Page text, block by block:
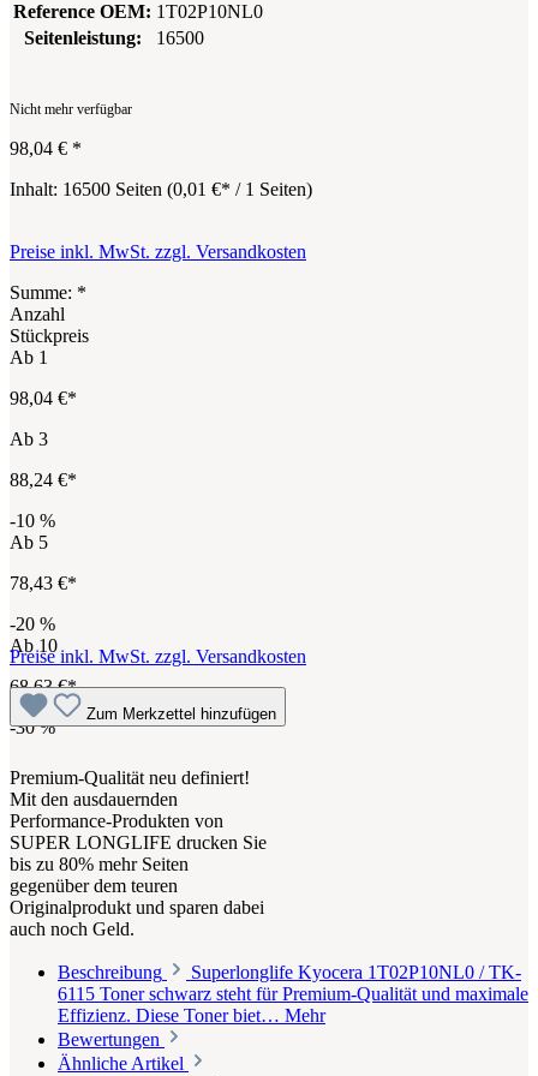
Reference OEM: 1T02P10NL0
Seitenleistung:
16500
Nicht mehr verfügbar
98,04 € *
Inhalt: 16500 Seiten (0,01 €* / 1 Seiten)
Preise inkl. MwSt. zzgl. Versandkosten
Summe: *
Anzahl
Stückpreis
Ab 1
98,04 €*
Ab 3
88,24 €*
-10 %
Ab 5
78,43 €*
-20 %
Ab10
68,63 €*
-30%
Preise inkl. MwSt. zzgl. Versandkosten
Zum Merkzettel hinzufügen
Premium-Qualität neu definiert!
Mit den ausdauernden
Performance-Produkten von
SUPER LONGLIFE drucken Sie
bis zu 80% mehr Seiten
gegenüber dem teuren
Originalprodukt und sparen dabei
auch noch Geld.
Beschreibung
Superlonglife Kyocera 1T02P10NL0 / TK-
6115 Toner schwarz steht für Premium-Qualität und maximale
Effizienz. Diese Toner biet… Mehr
Bewertungen
Ähnliche Artikel